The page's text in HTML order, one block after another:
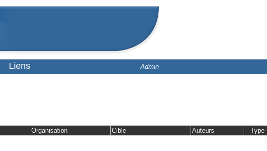
Liens Admin
Organisation Cible Auteurs Type